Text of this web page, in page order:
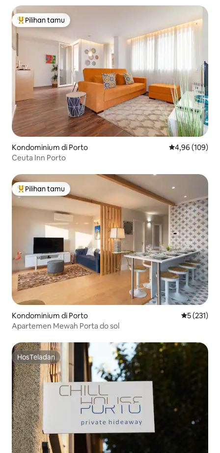
Pilihan tamu terpopuler
Pilihan tamu
Kondominium di Porto Nilai rata-rata
4,96 (109)
Ceuta Inn Porto
Pilihan tamu terpopuler
Pilihan tamu
Kondominium di Porto Nilai rata-
5 (231)
Apartemen Mewah Porta do sol
HosTeladan
HosTeladan